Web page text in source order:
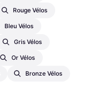
Rouge Vélos
Bleu Vélos
Gris Vélos
Or Vélos
Bronze Vélos